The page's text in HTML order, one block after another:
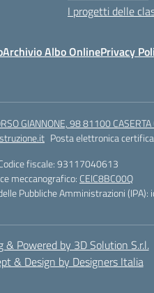
I progetti delle
Archivio Albo OnlinePrivacy
GIANNONE, 98 81100 CASERTA
Posta elettronica
fiscale: 93117040613
meccanografico: CEIC8BC00Q
Pubbliche Amministrazioni (IPA):
& Powered by 3D Solution S.r.l.
& Design by Designers Italia